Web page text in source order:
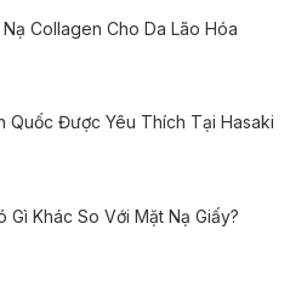
Collagen Cho Da Lão Hóa
Quốc Được Yêu Thích Tại Hasaki
Gì Khác So Với Mặt Nạ Giấy?